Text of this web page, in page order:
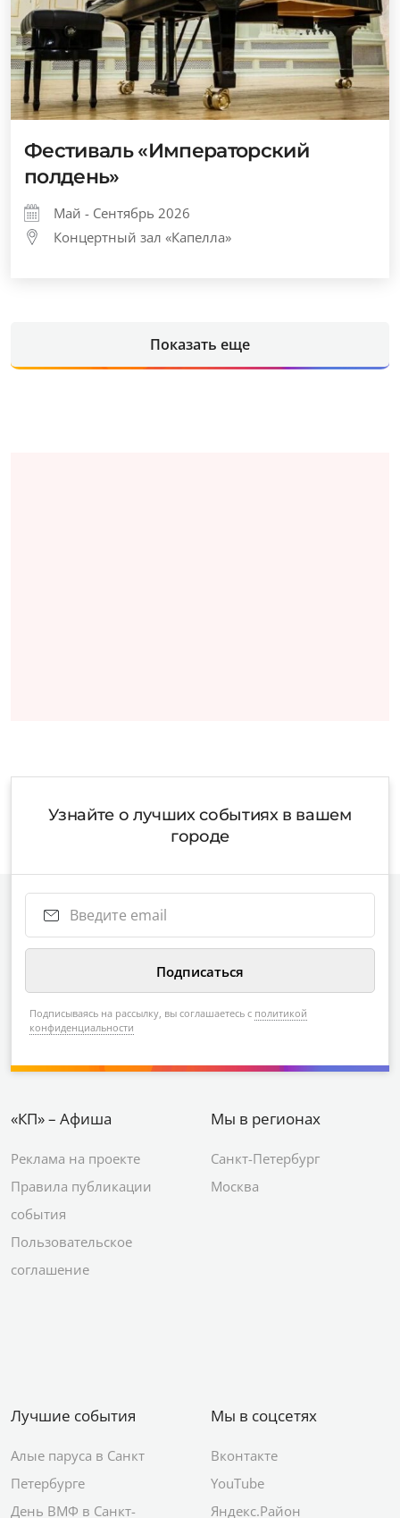
Фестиваль «Императорский
полдень»
Май - Сентябрь 2026
Концертный зал «Капелла»
Показать еще
Узнайте о лучших событиях в вашем
городе
Подписываясь на рассылку, вы соглашаетесь с политикой
конфиденциальности
«КП» – Афиша
Реклама на проекте
Правила публикации
события
Пользовательское
соглашение
Мы в регионах
Санкт-Петербург
Москва
Лучшие события
Алые паруса в Санкт
Петербурге
День ВМФ в Санкт-
Мы в соцсетях
Вконтакте
YouTube
Яндекс.Район